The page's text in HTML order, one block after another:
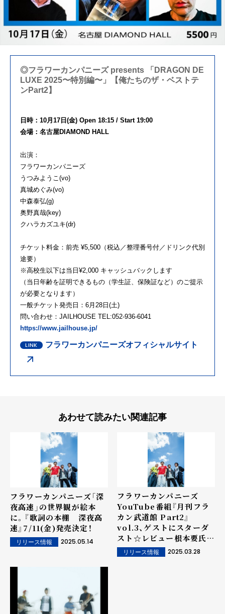
◎フラワーカンパニーズ presents 「DRAGON DE
LUXE 2025〜特別編〜」【俺たちのザ・ベストテ
ンPart2】
日時：10月17日(金) Open 18:15 / Start 19:00
会場：名古屋DIAMOND HALL
出演：
フラワーカンパニーズ
うつみようこ(vo)
真城めぐみ(vo)
中森泰弘(g)
奥野真哉(key)
クハラカズユキ(dr)
チケット料金：前売 ¥5,500（税込／整理番号付／ドリンク代別
途要）
※⾼校⽣以下は当⽇¥2,000 キャッシュバックします
（当⽇年齢を証明できるもの（学⽣証、保険証など）のご提⽰
が必要となります）
一般チケット発売日：6月28日(土)
問い合わせ：JAILHOUSE TEL:052-936-6041
https://www.jailhouse.jp/
フラワーカンパニーズオフィシャルサイト
あわせて読みたい関連記事
フラワーカンパニーズ「深
夜高速」の世界観が絵本
に。『歌詞の本棚 深夜高
速』7/11(金)発売決定！
リリース情報 2025.05.14
フラワーカンパニーズ
YouTube番組『月刊フラ
カン武道館 Part2』
vol.3、ゲストにスターダ
スト☆レビュー根本要氏を
迎え、3/28(金)21時よりプ
レミア公開！
リリース情報 2025.03.28